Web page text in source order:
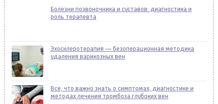
Болезни позвоночника и суставов: диагностика и
роль терапевта
Эхосклеротерапия — безоперационная методика
удаления варикозных вен
Все, что важно знать о симптомах, диагностике и
методах лечения тромбоза глубоких вен